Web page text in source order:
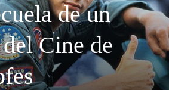
de un
Cine de